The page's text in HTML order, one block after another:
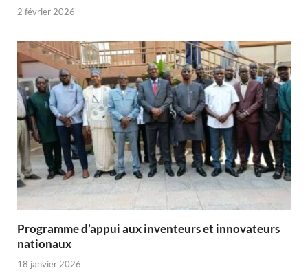
2 février 2026
Programme d’appui aux inventeurs et innovateurs
nationaux
18 janvier 2026